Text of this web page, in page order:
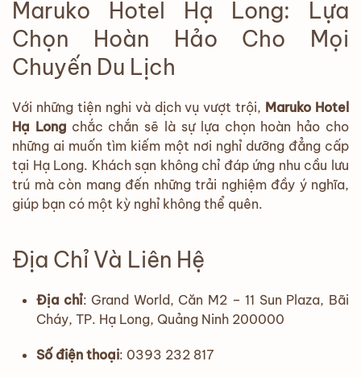
Maruko Hotel Hạ Long: Lựa
Chọn Hoàn Hảo Cho Mọi
Chuyến Du Lịch
Với những tiện nghi và dịch vụ vượt trội, Maruko Hotel
Hạ Longchắc chắn sẽ là sự lựa chọn hoàn hảo cho
những ai muốn tìm kiếm một nơi nghỉ dưỡng đẳng cấp
tại Hạ Long. Khách sạn không chỉ đáp ứng nhu cầu lưu
trú mà còn mang đến những trải nghiệm đầy ý nghĩa,
giúp bạn có một kỳ nghỉ không thể quên.
Địa Chỉ Và Liên Hệ
Địa chỉ: Grand World, Căn M2 – 11 Sun Plaza, Bãi
Cháy, TP. Hạ Long, Quảng Ninh 200000
Số điện thoại: 0393 232 817